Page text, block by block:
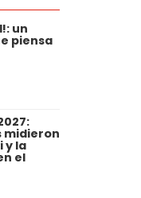
un
piensa
midieron
y la
el